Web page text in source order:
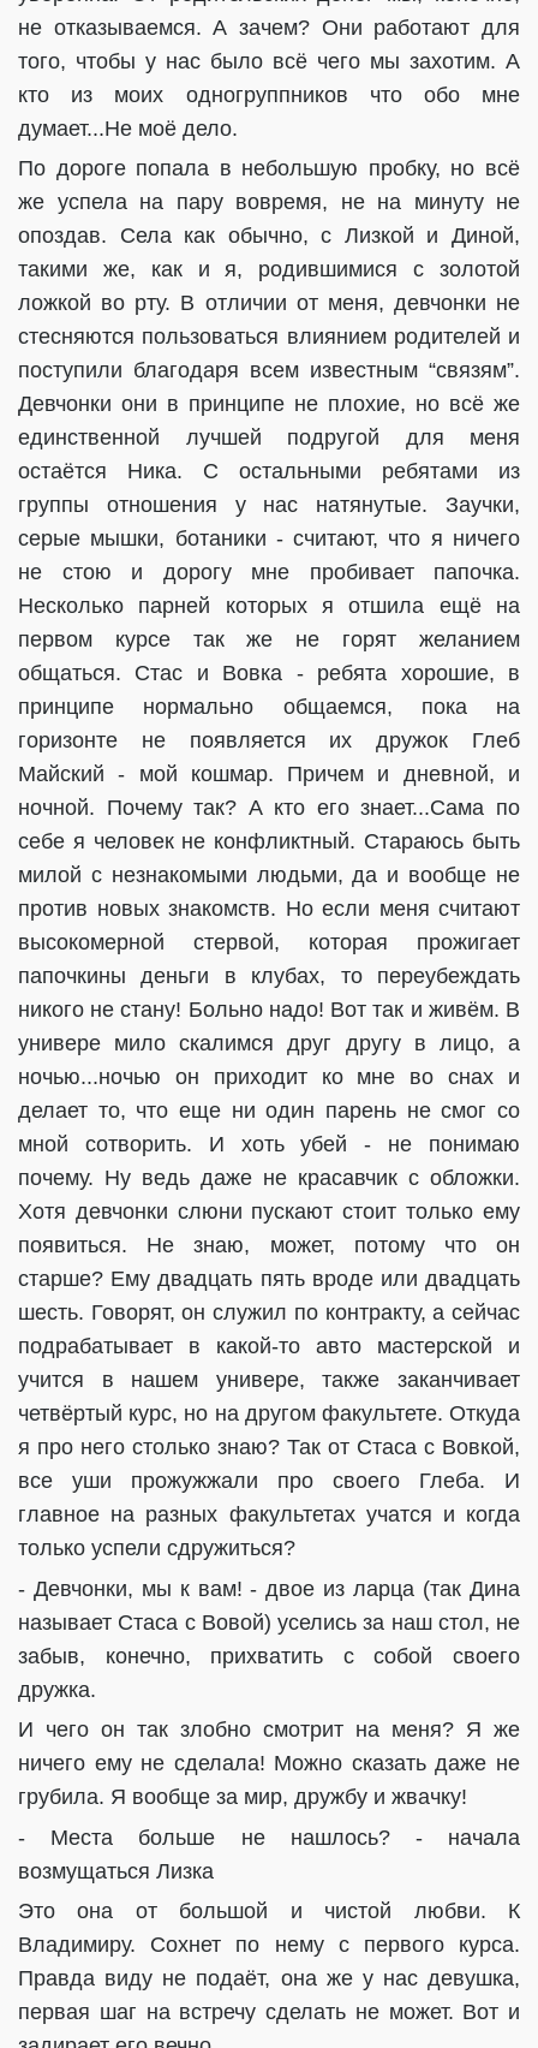
не отказываемся. А зачем? Они работают для
того, чтобы у нас было всё чего мы захотим. А
кто из моих одногруппников что обо мне
думает...Не моё дело.
По дороге попала в небольшую пробку, но всё
же успела на пару вовремя, не на минуту не
опоздав. Села как обычно, с Лизкой и Диной,
такими же, как и я, родившимися с золотой
ложкой во рту. В отличии от меня, девчонки не
стесняются пользоваться влиянием родителей и
поступили благодаря всем известным “связям”.
Девчонки они в принципе не плохие, но всё же
единственной лучшей подругой для меня
остаётся Ника. С остальными ребятами из
группы отношения у нас натянутые. Заучки,
серые мышки, ботаники - считают, что я ничего
не стою и дорогу мне пробивает папочка.
Несколько парней которых я отшила ещё на
первом курсе так же не горят желанием
общаться. Стас и Вовка - ребята хорошие, в
принципе нормально общаемся, пока на
горизонте не появляется их дружок Глеб
Майский - мой кошмар. Причем и дневной, и
ночной. Почему так? А кто его знает...Сама по
себе я человек не конфликтный. Стараюсь быть
милой с незнакомыми людьми, да и вообще не
против новых знакомств. Но если меня считают
высокомерной стервой, которая прожигает
папочкины деньги в клубах, то переубеждать
никого не стану! Больно надо! Вот так и живём. В
универе мило скалимся друг другу в лицо, а
ночью...ночью он приходит ко мне во снах и
делает то, что еще ни один парень не смог со
мной сотворить. И хоть убей - не понимаю
почему. Ну ведь даже не красавчик с обложки.
Хотя девчонки слюни пускают стоит только ему
появиться. Не знаю, может, потому что он
старше? Ему двадцать пять вроде или двадцать
шесть. Говорят, он служил по контракту, а сейчас
подрабатывает в какой-то авто мастерской и
учится в нашем универе, также заканчивает
четвёртый курс, но на другом факультете. Откуда
я про него столько знаю? Так от Стаса с Вовкой,
все уши прожужжали про своего Глеба. И
главное на разных факультетах учатся и когда
только успели сдружиться?
- Девчонки, мы к вам! - двое из ларца (так Дина
называет Стаса с Вовой) уселись за наш стол, не
забыв, конечно, прихватить с собой своего
дружка.
И чего он так злобно смотрит на меня? Я же
ничего ему не сделала! Можно сказать даже не
грубила. Я вообще за мир, дружбу и жвачку!
- Места больше не нашлось? - начала
возмущаться Лизка
Это она от большой и чистой любви. К
Владимиру. Сохнет по нему с первого курса.
Правда виду не подаёт, она же у нас девушка,
первая шаг на встречу сделать не может. Вот и